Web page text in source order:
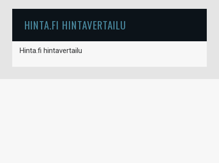
HINTA.FI HINTAVERTAILU
Hinta.fi hintavertailu